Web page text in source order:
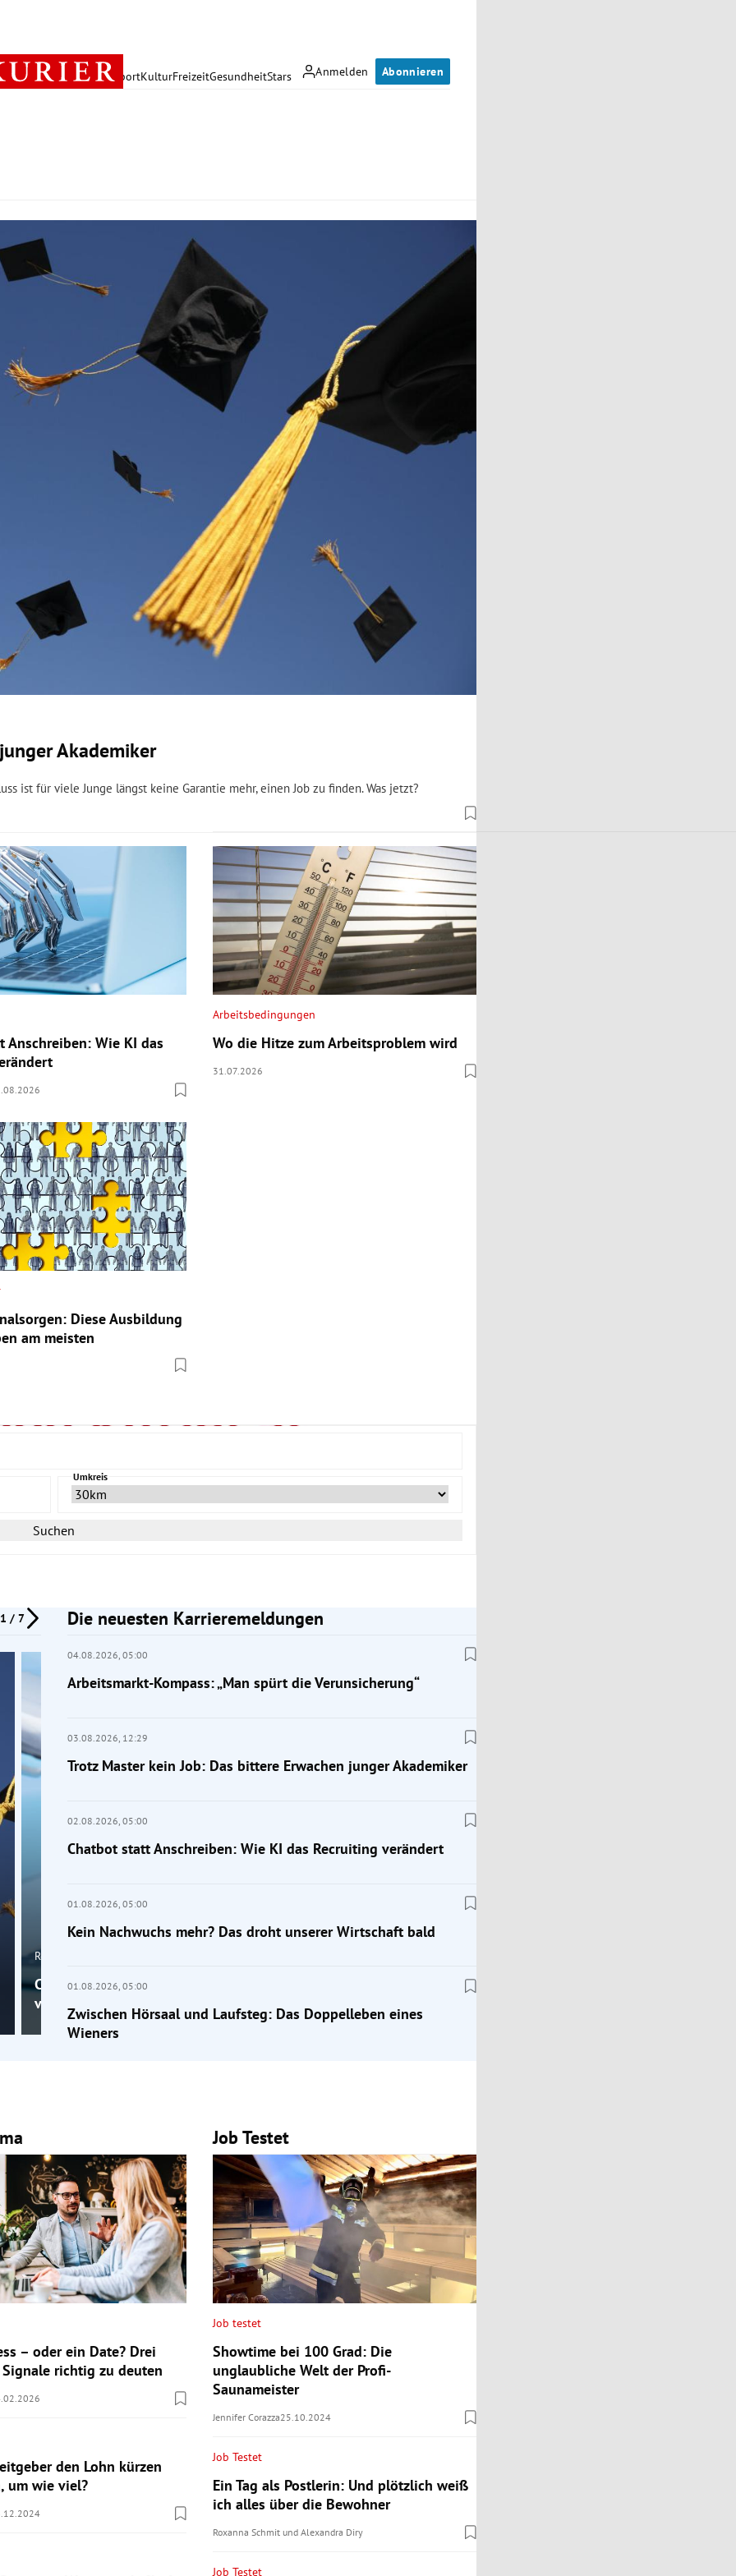
Anmelden Abonnieren
PolitikWirtschaft SportKulturFreizeitGesundheitStars
Akademiker
ist für viele Junge längst keine Garantie mehr, einen Job zu finden. Was jetzt?
Anschreiben: Wie KI das
Arbeitsbedingungen
Wo die Hitze zum Arbeitsproblem wird
31.07.2026
Diese Ausbildung
am meisten
Umkreis
Suchen
1 / 7
Recruiting
Chatbot statt Anschreiben: Wie KI das Recruiting
verändert
Kein Nachwuchs mehr? Das droht unserer
Die neuesten Karrieremeldungen
04.08.2026, 05:00
Arbeitsmarkt-Kompass: „Man spürt die Verunsicherung“
03.08.2026, 12:29
Trotz Master kein Job: Das bittere Erwachen junger Akademiker
02.08.2026, 05:00
Chatbot statt Anschreiben: Wie KI das Recruiting verändert
01.08.2026, 05:00
Kein Nachwuchs mehr? Das droht unserer Wirtschaft bald
01.08.2026, 05:00
Zwischen Hörsaal und Laufsteg: Das Doppelleben eines
Wieners
– oder ein Date? Drei
richtig zu deuten
den Lohn kürzen
um wie viel?
Job Testet
Job testet
Showtime bei 100 Grad: Die
unglaubliche Welt der Profi-
Saunameister
Jennifer Corazza25.10.2024
Job Testet
Ein Tag als Postlerin: Und plötzlich weiß
ich alles über die Bewohner
Roxanna Schmitund Alexandra Diry
Job Testet